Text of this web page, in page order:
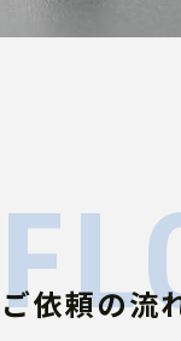
ご依頼の流